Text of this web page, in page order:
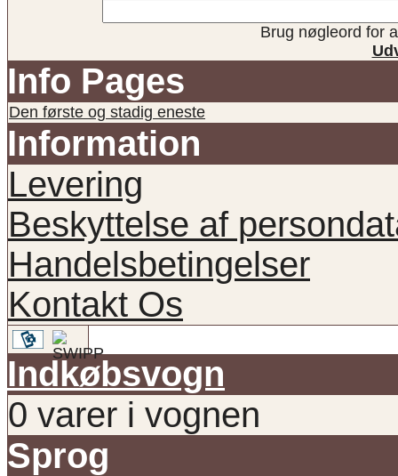
Brug nøgleord for
Info Pages
Den første og stadig eneste
Information
Levering
Beskyttelse af
Handelsbetingelser
Kontakt Os
Indkøbsvogn
0 varer i vognen
Sprog